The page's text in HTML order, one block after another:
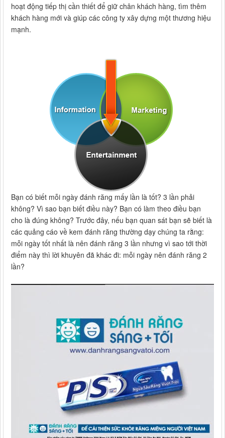
hoạt động tiếp thị cần thiết để giữ chân khách hàng, tìm thêm
khách hàng mới và giúp các công ty xây dựng một thương hiệu
mạnh.
Bạn có biết mỗi ngày đánh răng mấy lần là tốt? 3 lần phải
không? Vì sao bạn biết điều này? Bạn có làm theo điều bạn
cho là đúng không? Trước đây, nếu bạn quan sát bạn sẽ biết là
các quảng cáo về kem đánh răng thường dạy chúng ta rằng:
mỗi ngày tốt nhất là nên đánh răng 3 lần nhưng vì sao tới thời
điểm này thì lời khuyên đã khác đi: mỗi ngày nên đánh răng 2
lần?